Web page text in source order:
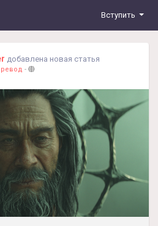
Вступить
добавлена новая статья
-